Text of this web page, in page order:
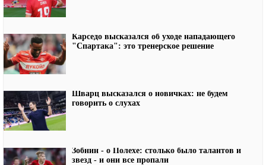
Карседо высказался об уходе нападающего
"Спартака": это тренерское решение
Шварц высказался о новичках: не будем
говорить о слухах
Зобнин - о Полехе: столько было талантов и
звезд - и они все пропали